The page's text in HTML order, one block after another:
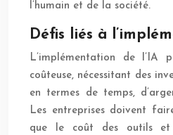
l’humain et de la société.
Défis liés à
L’implémentation de l’IA
coûteuse, nécessitant des
en termes de temps,
Les entreprises doivent
que le coût des outils et